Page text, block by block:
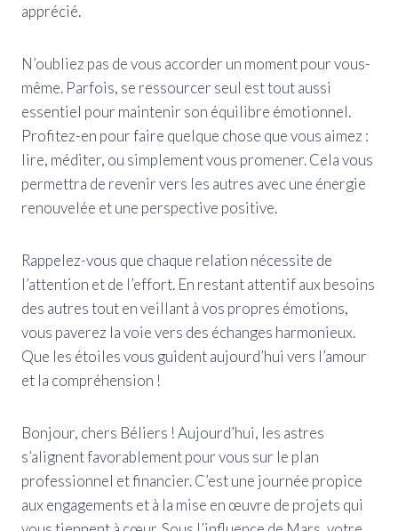
apprécié.
N’oubliez pas de vous accorder un moment pour vous-
même. Parfois, se ressourcer seul est tout aussi
essentiel pour maintenir son équilibre émotionnel.
Profitez-en pour faire quelque chose que vous aimez :
lire, méditer, ou simplement vous promener. Cela vous
permettra de revenir vers les autres avec une énergie
renouvelée et une perspective positive.
Rappelez-vous que chaque relation nécessite de
l’attention et de l’effort. En restant attentif aux besoins
des autres tout en veillant à vos propres émotions,
vous paverez la voie vers des échanges harmonieux.
Que les étoiles vous guident aujourd’hui vers l’amour
et la compréhension !
Bonjour, chers Béliers ! Aujourd’hui, les astres
s’alignent favorablement pour vous sur le plan
professionnel et financier. C’est une journée propice
aux engagements et à la mise en œuvre de projets qui